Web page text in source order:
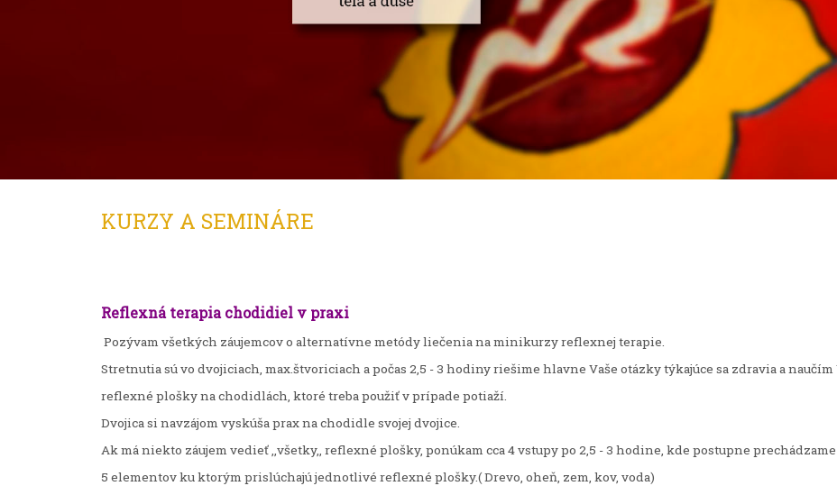
KURZY A SEMINÁRE
Reflexná terapia chodidiel v praxi
Pozývam všetkých záujemcov o alternatívne metódy liečenia na minikurzy reflexnej terapie.
Stretnutia sú vo dvojiciach, max.štvoriciach a počas 2,5 - 3 hodiny riešime hlavne Vaše otázky týkajúce sa zdravia a naučím
reflexné plošky na chodidlách, ktoré treba použiť v prípade potiaží.
Dvojica si navzájom vyskúša prax na chodidle svojej dvojice.
Ak má niekto záujem vedieť ,,všetky,, reflexné plošky, ponúkam cca 4 vstupy po 2,5 - 3 hodine, kde postupne
5 elementov ku ktorým prislúchajú jednotlivé reflexné plošky.( Drevo, oheň, zem, kov, voda)